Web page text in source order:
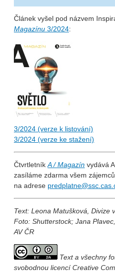
Článek vyšel pod názvem
Magazínu 3/2024:
3/2024 (verze k listování)
3/2024 (verze ke stažení)
Čtvrtletník A / Magazín vydává
zasíláme zdarma všem
na adrese
Text: Leona Matušková, Divize
Foto: Shutterstock; Jana
AV ČR
Text a všechny
svobodnou licencí Creative